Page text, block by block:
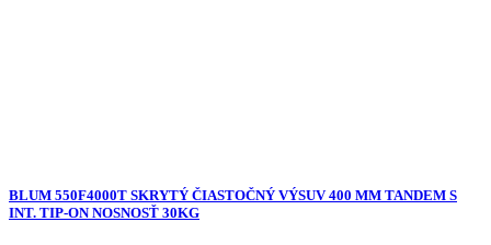
BLUM 550F4000T SKRYTÝ ČIASTOČNÝ VÝSUV 400 MM TANDEM S
INT. TIP-ON NOSNOSŤ 30KG